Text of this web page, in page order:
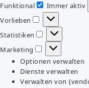
Funktional
Funktional
Immer aktiv
Vorlieben
Vorlieben
Statistiken
Statistiken
Marketing
Marketing
Optionen verwalten
Dienste verwalten
Verwalten von